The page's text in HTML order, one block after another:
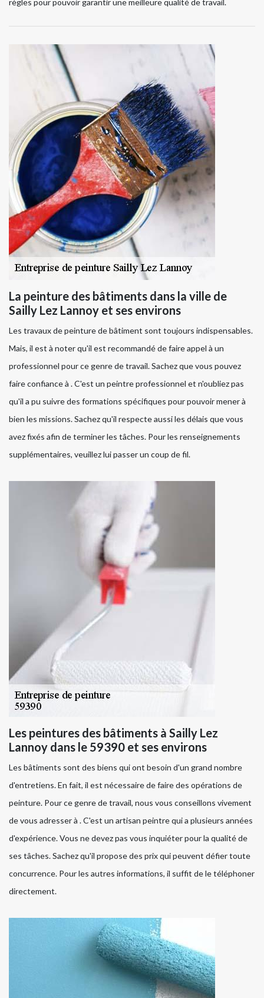
règles pour pouvoir garantir une meilleure qualité de travail.
La peinture des bâtiments dans la ville de
Sailly Lez Lannoy et ses environs
Les travaux de peinture de bâtiment sont toujours indispensables.
Mais, il est à noter qu'il est recommandé de faire appel à un
professionnel pour ce genre de travail. Sachez que vous pouvez
faire confiance à . C'est un peintre professionnel et n'oubliez pas
qu'il a pu suivre des formations spécifiques pour pouvoir mener à
bien les missions. Sachez qu'il respecte aussi les délais que vous
avez fixés afin de terminer les tâches. Pour les renseignements
supplémentaires, veuillez lui passer un coup de fil.
Les peintures des bâtiments à Sailly Lez
Lannoy dans le 59390 et ses environs
Les bâtiments sont des biens qui ont besoin d'un grand nombre
d'entretiens. En fait, il est nécessaire de faire des opérations de
peinture. Pour ce genre de travail, nous vous conseillons vivement
de vous adresser à . C'est un artisan peintre qui a plusieurs années
d'expérience. Vous ne devez pas vous inquiéter pour la qualité de
ses tâches. Sachez qu'il propose des prix qui peuvent défier toute
concurrence. Pour les autres informations, il suffit de le téléphoner
directement.